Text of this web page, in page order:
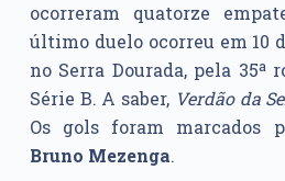
ocorreram quatorze
último duelo ocorreu em 10
no Serra Dourada, pela 35ª
Série B. A saber, Verdão da
Os gols foram marcados
Bruno Mezenga.